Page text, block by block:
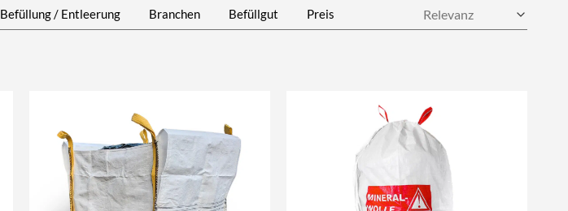
Befüllung / Entleerung Branchen Befüllgut Preis